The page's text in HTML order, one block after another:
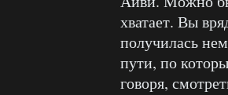
хватает. Вы
получилась
пути, по
говоря,